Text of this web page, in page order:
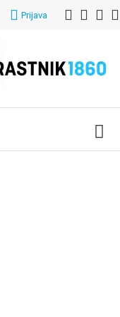
Prijava